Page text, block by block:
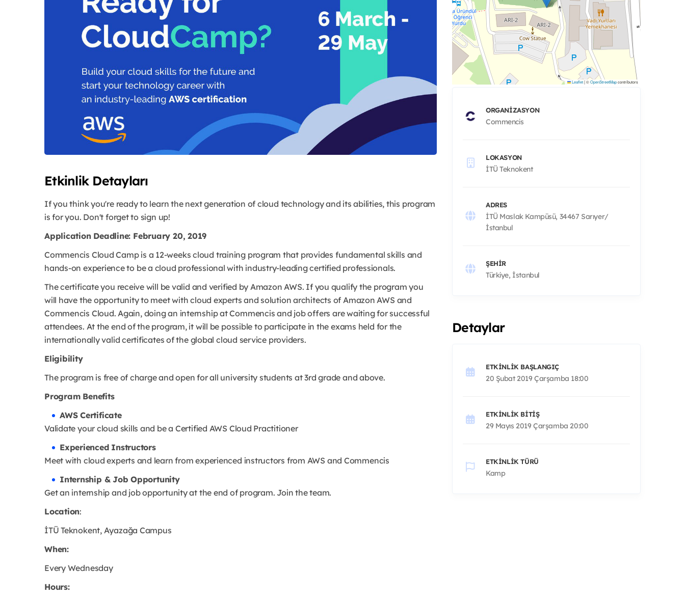
Etkinlik Detayları
If you think you're ready to learn the next generation of cloud technology and its abilities, this program
is for you. Don't forget to sign up!
Application Deadline: February 20, 2019
Commencis Cloud Camp is a 12-weeks cloud training program that provides fundamental skills and
hands-on experience to be a cloud professional with industry-leading certified professionals.
The certificate you receive will be valid and verified by Amazon AWS. If you qualify the program you
will have the opportunity to meet with cloud experts and solution architects of Amazon AWS and
Commencis Cloud. Again, doing an internship at Commencis and job offers are waiting for successful
attendees. At the end of the program, it will be possible to participate in the exams held for the
internationally valid certificates of the global cloud service providers.
Eligibility
The program is free of charge and open for all university students at 3rd grade and above.
Program Benefits
AWS Certificate
Validate your cloud skills and be a Certified AWS Cloud Practitioner
Experienced Instructors
Meet with cloud experts and learn from experienced instructors from AWS and Commencis
Internship & Job Opportunity
Get an internship and job opportunity at the end of program. Join the team.
Location:
İTÜ Teknokent, Ayazağa Campus
When:
Every Wednesday
Hours:
Leaflet|©OpenStreetMapcontributors
ORGANIZASYON
Commencis
LOKASYON
İTÜ Teknokent
ADRES
İTÜ Maslak Kampüsü, 34467 Sarıyer/
İstanbul
ŞEHIR
Türkiye, İstanbul
Detaylar
ETKINLIK BAŞLANGIÇ
20 Şubat 2019 Çarşamba 18:00
ETKINLIK BITIŞ
29 Mayıs 2019 Çarşamba 20:00
ETKINLIK TÜRÜ
Kamp